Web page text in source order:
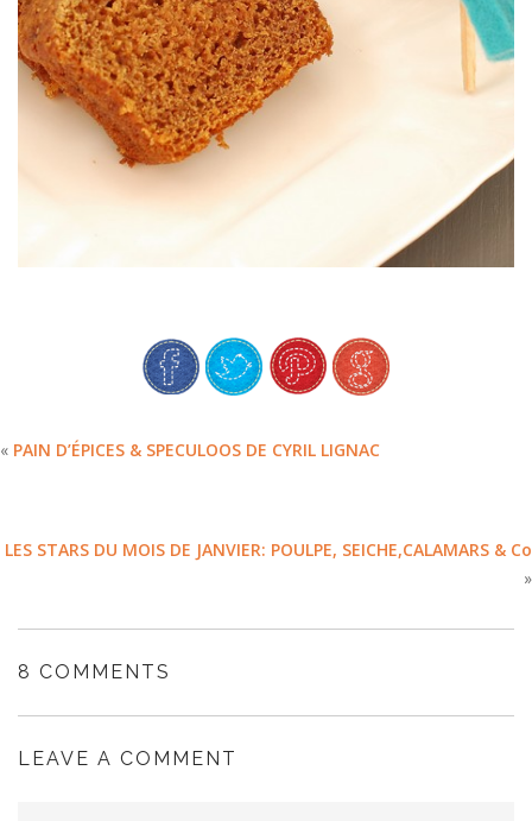
« PAIN D’ÉPICES & SPECULOOS DE CYRIL LIGNAC
LES STARS DU MOIS DE JANVIER: POULPE, SEICHE,CALAMARS & Co
»
8 COMMENTS
LEAVE A COMMENT